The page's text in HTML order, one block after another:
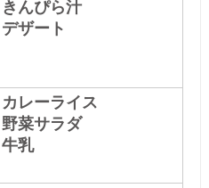
きんぴら汁
デザート
カレーライス
野菜サラダ
牛乳